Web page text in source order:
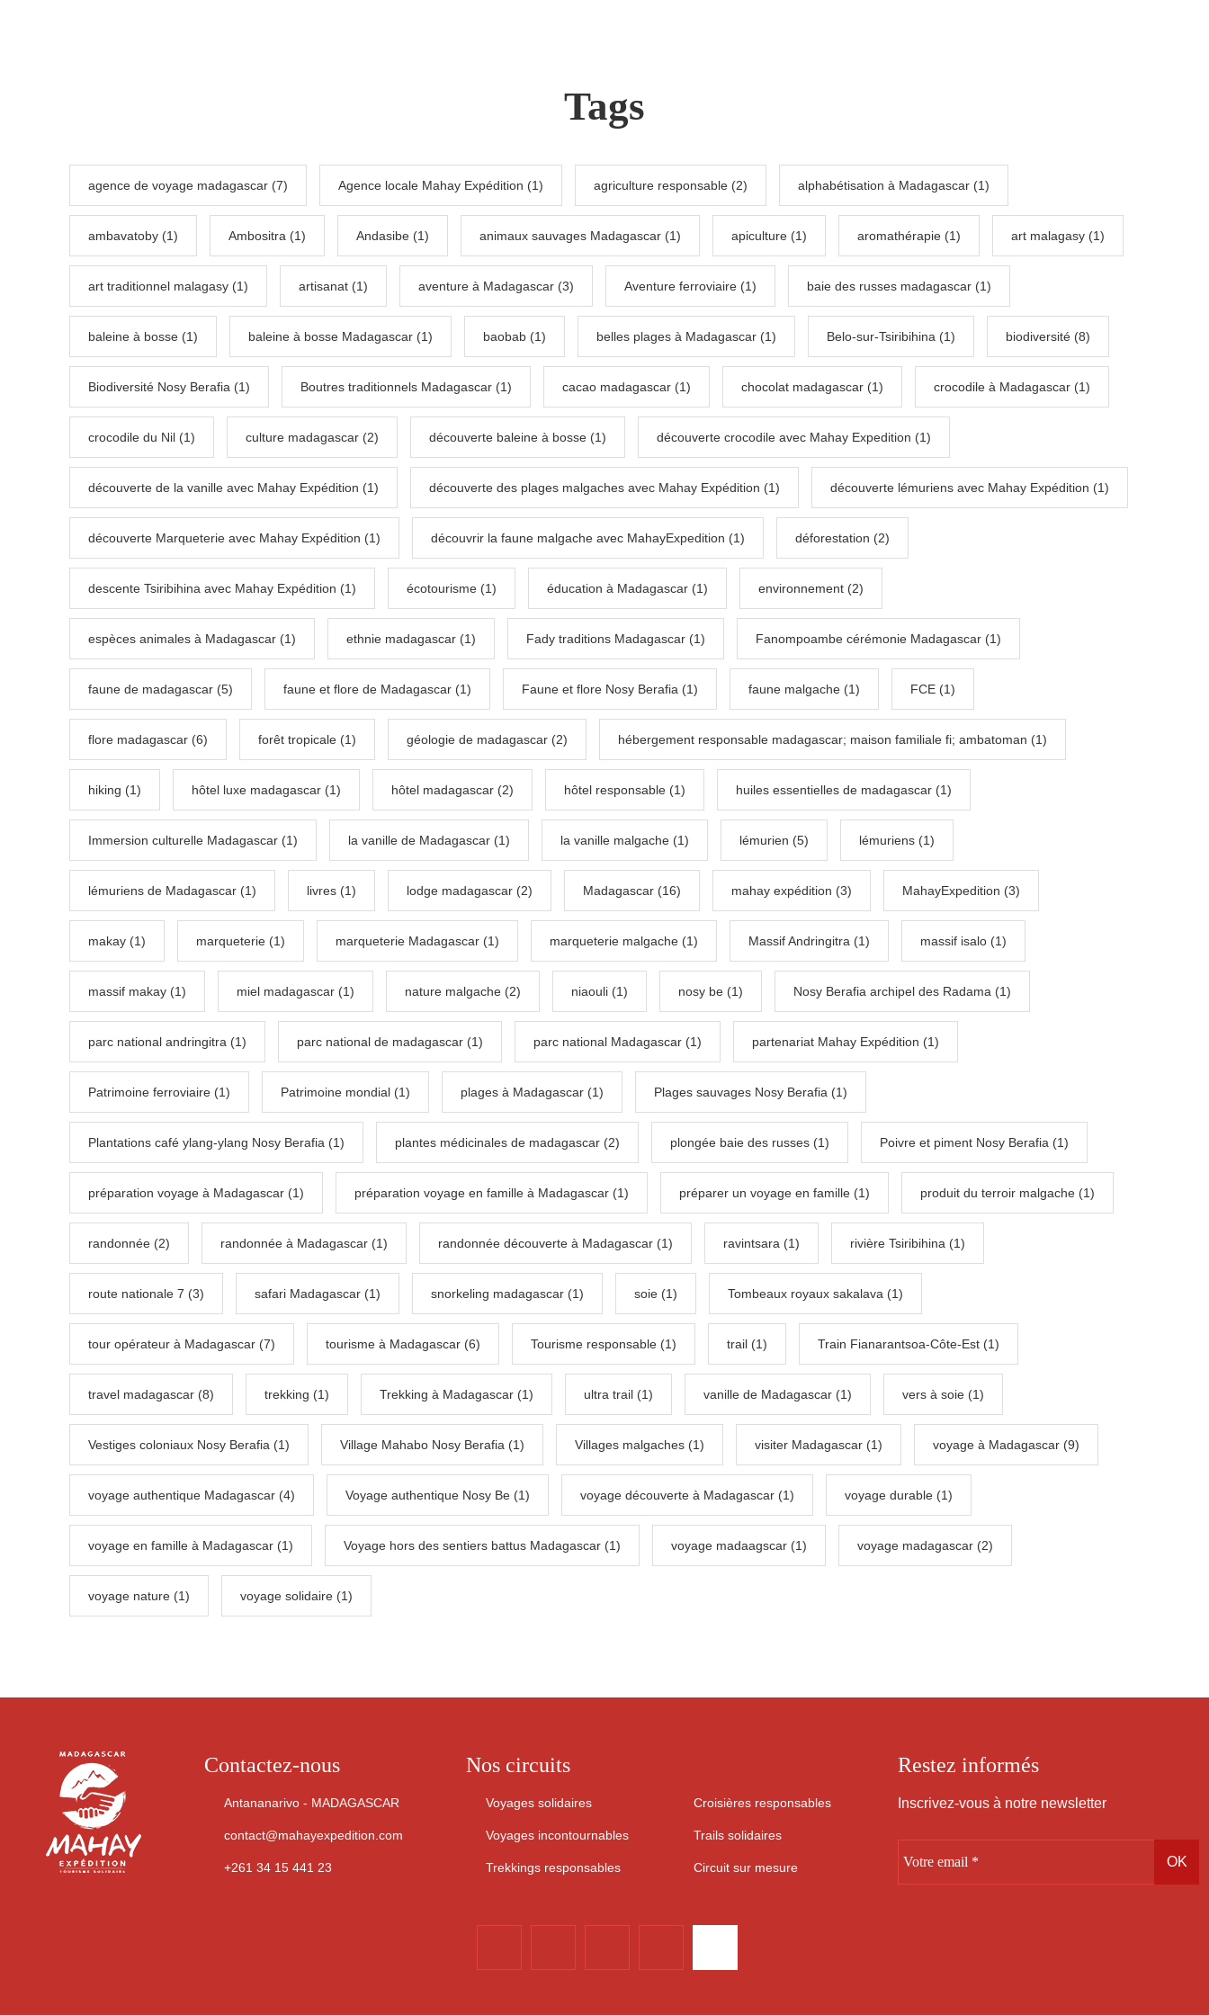
Tags
agence de voyage madagascar (7) Agence locale Mahay Expédition (1) agriculture responsable (2) alphabétisation à Madagascar (1)
ambavatoby (1) Ambositra (1) Andasibe (1) animaux sauvages Madagascar (1) apiculture (1) aromathérapie (1) art malagasy (1)
art traditionnel malagasy (1) artisanat (1) aventure à Madagascar (3) Aventure ferroviaire (1) baie des russes madagascar (1)
baleine à bosse (1) baleine à bosse Madagascar (1) baobab (1) belles plages à Madagascar (1) Belo-sur-Tsiribihina (1) biodiversité (8)
Biodiversité Nosy Berafia (1) Boutres traditionnels Madagascar (1) cacao madagascar (1) chocolat madagascar (1) crocodile à Madagascar (1)
crocodile du Nil (1) culture madagascar (2) découverte baleine à bosse (1) découverte crocodile avec Mahay Expedition (1)
découverte de la vanille avec Mahay Expédition (1) découverte des plages malgaches avec Mahay Expédition (1) découverte lémuriens avec Mahay Expédition (1)
découverte Marqueterie avec Mahay Expédition (1) découvrir la faune malgache avec MahayExpedition (1) déforestation (2)
descente Tsiribihina avec Mahay Expédition (1) écotourisme (1) éducation à Madagascar (1) environnement (2)
espèces animales à Madagascar (1) ethnie madagascar (1) Fady traditions Madagascar (1) Fanompoambe cérémonie Madagascar (1)
faune de madagascar (5) faune et flore de Madagascar (1) Faune et flore Nosy Berafia (1) faune malgache (1) FCE (1)
flore madagascar (6) forêt tropicale (1) géologie de madagascar (2) hébergement responsable madagascar; maison familiale fi; ambatoman (1)
hiking (1) hôtel luxe madagascar (1) hôtel madagascar (2) hôtel responsable (1) huiles essentielles de madagascar (1)
Immersion culturelle Madagascar (1) la vanille de Madagascar (1) la vanille malgache (1) lémurien (5) lémuriens (1)
lémuriens de Madagascar (1) livres (1) lodge madagascar (2) Madagascar (16) mahay expédition (3) MahayExpedition (3)
makay (1) marqueterie (1) marqueterie Madagascar (1) marqueterie malgache (1) Massif Andringitra (1) massif isalo (1)
massif makay (1) miel madagascar (1) nature malgache (2) niaouli (1) nosy be (1) Nosy Berafia archipel des Radama (1)
parc national andringitra (1) parc national de madagascar (1) parc national Madagascar (1) partenariat Mahay Expédition (1)
Patrimoine ferroviaire (1) Patrimoine mondial (1) plages à Madagascar (1) Plages sauvages Nosy Berafia (1)
Plantations café ylang-ylang Nosy Berafia (1) plantes médicinales de madagascar (2) plongée baie des russes (1) Poivre et piment Nosy Berafia (1)
préparation voyage à Madagascar (1) préparation voyage en famille à Madagascar (1) préparer un voyage en famille (1) produit du terroir malgache (1)
randonnée (2) randonnée à Madagascar (1) randonnée découverte à Madagascar (1) ravintsara (1) rivière Tsiribihina (1)
route nationale 7 (3) safari Madagascar (1) snorkeling madagascar (1) soie (1) Tombeaux royaux sakalava (1)
tour opérateur à Madagascar (7) tourisme à Madagascar (6) Tourisme responsable (1) trail (1) Train Fianarantsoa-Côte-Est (1)
travel madagascar (8) trekking (1) Trekking à Madagascar (1) ultra trail (1) vanille de Madagascar (1) vers à soie (1)
Vestiges coloniaux Nosy Berafia (1) Village Mahabo Nosy Berafia (1) Villages malgaches (1) visiter Madagascar (1) voyage à Madagascar (9)
voyage authentique Madagascar (4) Voyage authentique Nosy Be (1) voyage découverte à Madagascar (1) voyage durable (1)
voyage en famille à Madagascar (1) Voyage hors des sentiers battus Madagascar (1) voyage madaagscar (1) voyage madagascar (2)
voyage nature (1) voyage solidaire (1)
Contactez-nous
Antananarivo - MADAGASCAR
contact@mahayexpedition.com
+261 34 15 441 23
Nos circuits
Voyages solidaires
Voyages incontournables
Trekkings responsables
Croisières responsables
Trails solidaires
Circuit sur mesure
Restez informés
Inscrivez-vous à notre newsletter